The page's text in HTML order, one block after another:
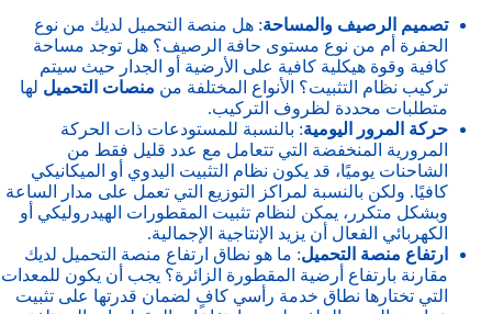
تصميم الرصيف والمساحة: هل منصة التحميل لديك من نوع
الحفرة أم من نوع مستوى حافة الرصيف؟ هل توجد مساحة
كافية وقوة هيكلية كافية على الأرضية أو الجدار حيث سيتم
تركيب نظام التثبيت؟ الأنواع المختلفة من منصات التحميل لها
متطلبات محددة لظروف التركيب.
حركة المرور اليومية: بالنسبة للمستودعات ذات الحركة
المرورية المنخفضة التي تتعامل مع عدد قليل فقط من
الشاحنات يوميًا، قد يكون نظام التثبيت اليدوي أو الميكانيكي
كافيًا. ولكن بالنسبة لمراكز التوزيع التي تعمل على مدار الساعة
وبشكل متكرر، يمكن لنظام تثبيت المقطورات الهيدروليكي أو
الكهربائي الفعال أن يزيد الإنتاجية الإجمالية.
ارتفاع منصة التحميل: ما هو نطاق ارتفاع منصة التحميل لديك
مقارنة بارتفاع أرضية المقطورة الزائرة؟ يجب أن يكون للمعدات
التي تختارها نطاق خدمة رأسي كافٍ لضمان قدرتها على تثبيت